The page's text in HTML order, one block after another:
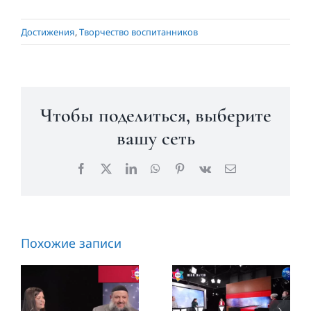
Достижения,Творчество воспитанников
Чтобы поделиться, выберите
вашу сеть
Facebook
X LinkedInWhatsApp
Pinterest
Vk Email
Похожие записи
снят |
Давид
Эйхель и
«Аутизм»
реально? |